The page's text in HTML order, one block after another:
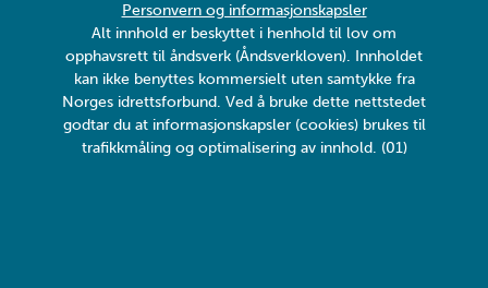
Personvern og informasjonskapsler
Alt innhold er beskyttet i henhold til lov om
opphavsrett til åndsverk (Åndsverkloven). Innholdet
kan ikke benyttes kommersielt uten samtykke fra
Norges idrettsforbund. Ved å bruke dette nettstedet
godtar du at informasjonskapsler (cookies) brukes til
trafikkmåling og optimalisering av innhold. (01)